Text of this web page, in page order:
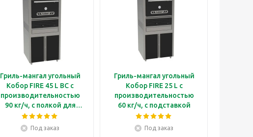
Гриль-мангал угольный
Кобор FIRE 45 L BC с
производительностью
90 кг/ч, с полкой для
подогрева и подставкой
Под заказ
Гриль-мангал угольный
Кобор FIRE 25 L с
производительностью
60 кг/ч, с подставкой
Под заказ